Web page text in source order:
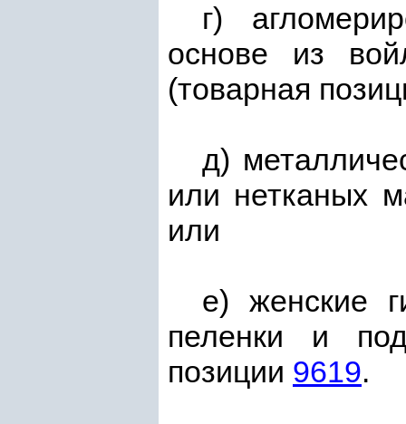
г)
основе из
(товарная
д)
или нетканых
или
е) женские
пеленки и
позиции 9619.